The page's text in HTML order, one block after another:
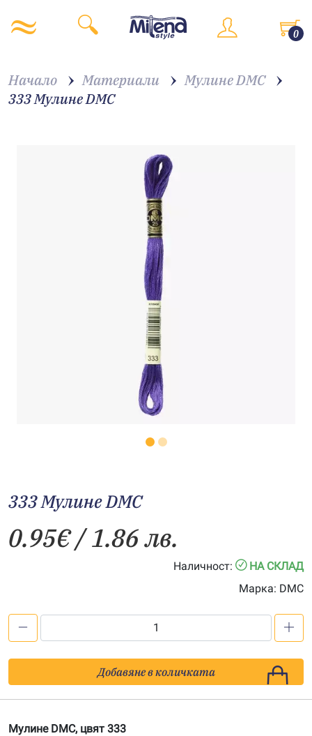
0
Начало Материали
Мулине DMC
333 Мулине DMC
333 Мулине DMC
0.95€/ 1.86 лв.
Наличност:
НА СКЛАД
Марка: DMC
Мулине
DMC
Добавяне в количката
Мулине DMC, цвят 333